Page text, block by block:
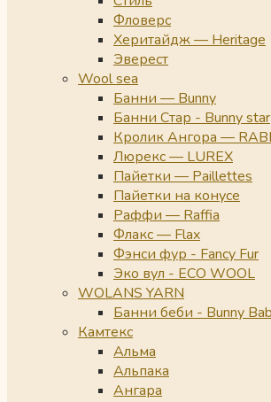
Фловерс
Херитайдж — Heritage
Эверест
Wool sea
Банни — Bunny
Банни Стар - Bunny star
Кролик Ангора —
Люрекс — LUREX
Пайетки — Paillettes
Пайетки на конусе
Раффи — Raffia
Флакс — Flax
Фэнси фур - Fancy Fur
Эко вул - ECO WOOL
WOLANS YARN
Банни беби - Bunny
Камтекс
Альма
Альпака
Ангара